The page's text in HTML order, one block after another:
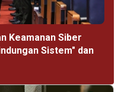
Keamanan Siber
Sistem" dan